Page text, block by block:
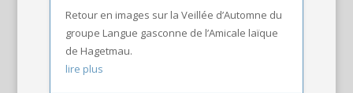
Retour en images sur la Veillée d’Automne du
groupe Langue gasconne de l’Amicale laïque
de Hagetmau.
lire plus